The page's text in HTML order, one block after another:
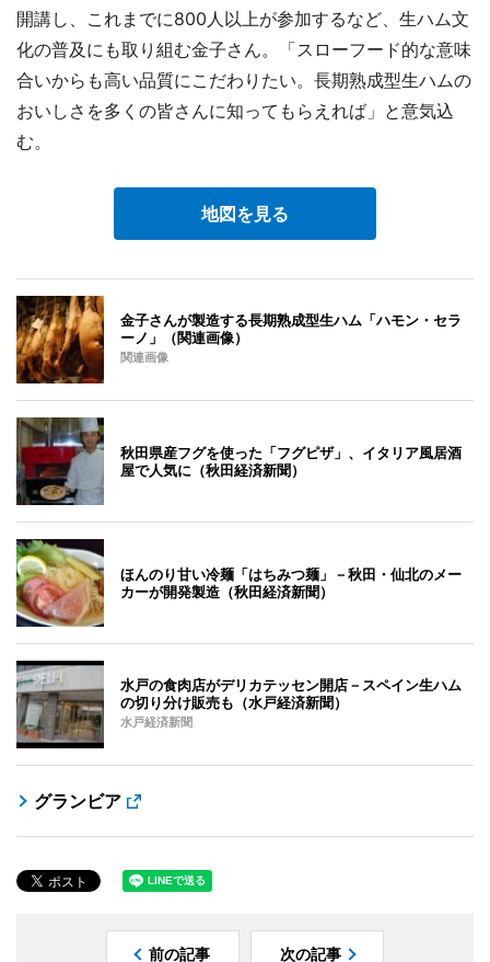
開講し、これまでに800人以上が参加するなど、生ハム文
化の普及にも取り組む金子さん。「スローフード的な意味
合いからも高い品質にこだわりたい。長期熟成型生ハムの
おいしさを多くの皆さんに知ってもらえれば」と意気込
む。
地図を見る
金子さんが製造する長期熟成型生ハム「ハモン・セラ
ーノ」（関連画像）
関連画像
秋田県産フグを使った「フグピザ」、イタリア風居酒
屋で人気に（秋田経済新聞）
ほんのり甘い冷麺「はちみつ麺」－秋田・仙北のメー
カーが開発製造（秋田経済新聞）
水戸の食肉店がデリカテッセン開店－スペイン生ハム
の切り分け販売も（水戸経済新聞）
水戸経済新聞
グランビア
前の記事 次の記事